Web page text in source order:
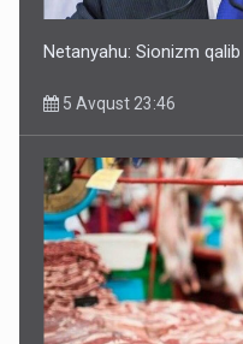
Rusiya azərbaycanlı
FOTOLAR
5 Avqust 10:58
Netanyahu: Sionizm
5 Avqust 23:46